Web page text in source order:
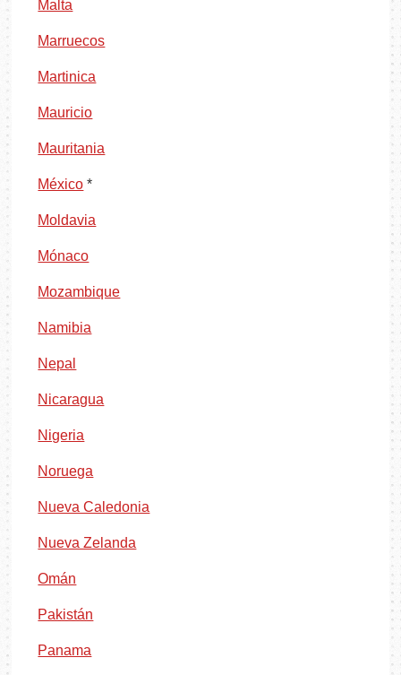
Malta
Marruecos
Martinica
Mauricio
Mauritania
México *
Moldavia
Mónaco
Mozambique
Namibia
Nepal
Nicaragua
Nigeria
Noruega
Nueva Caledonia
Nueva Zelanda
Omán
Pakistán
Panama